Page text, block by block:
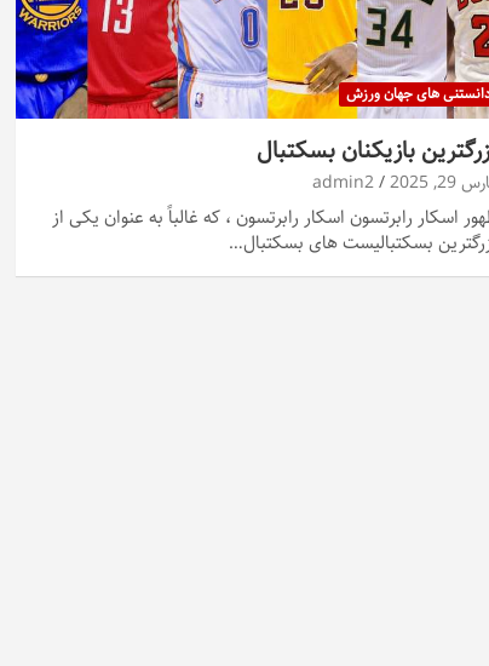
های جهان ورزش
بازیکنان بسکتبال
29, 2025
admin2
اسکار رابرتسون اسکار رابرتسون ، که غالباً به عنوان یکی از
بسکتبالیست های بسکتبال…